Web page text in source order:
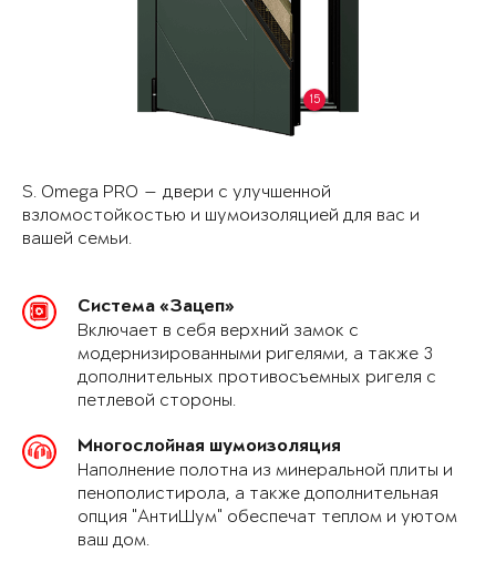
15
S. Omega PRO — двери с улучшенной
взломостойкостью и шумоизоляцией для вас и
вашей семьи.
Система «Зацеп»
Включает в себя верхний замок с
модернизированными ригелями, а также 3
дополнительных противосъемных ригеля с
петлевой стороны.
Многослойная шумоизоляция
Наполнение полотна из минеральной плиты и
пенополистирола, а также дополнительная
опция "АнтиШум" обеспечат теплом и уютом
ваш дом.